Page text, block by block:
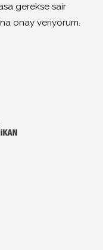
gerekse sair
onay veriyorum.